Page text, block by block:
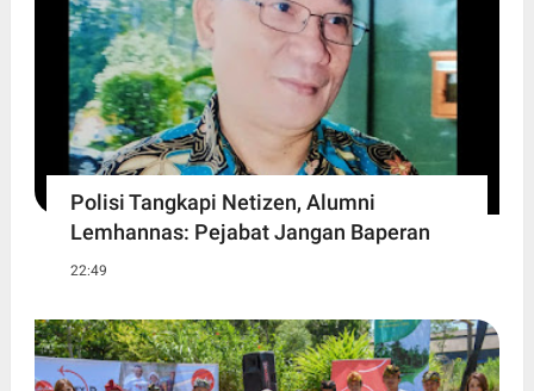
Polisi Tangkapi Netizen, Alumni
Lemhannas: Pejabat Jangan Baperan
22:49